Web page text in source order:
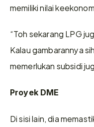
memiliki nilai
“Toh sekarang LPG
Kalau gambarannya
memerlukan subsidi
Proyek DME
Di sisi lain, dia